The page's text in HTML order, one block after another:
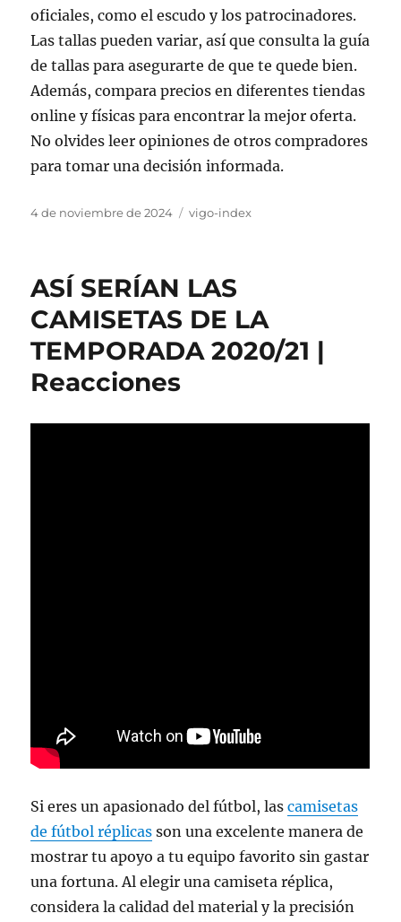
oficiales, como el escudo y los patrocinadores.
Las tallas pueden variar, así que consulta la guía
de tallas para asegurarte de que te quede bien.
Además, compara precios en diferentes tiendas
online y físicas para encontrar la mejor oferta.
No olvides leer opiniones de otros compradores
para tomar una decisión informada.
Publicado
4 de noviembre de 2024 Categorías
vigo-index
ASÍ SERÍAN LAS
CAMISETAS DE LA
TEMPORADA 2020/21 |
Reacciones
Si eres un apasionado del fútbol, lascamisetas
de fútbol réplicas son una excelente manera de
mostrar tu apoyo a tu equipo favorito sin gastar
una fortuna. Al elegir una camiseta réplica,
considera la calidad del material y la precisión